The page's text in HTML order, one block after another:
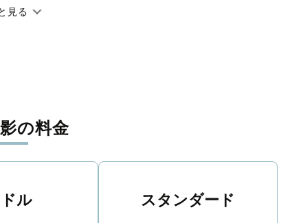
整。自然な雰囲気を残しつつも、おしゃれで洗練された仕上が
見る
の料金
ル スタンダード